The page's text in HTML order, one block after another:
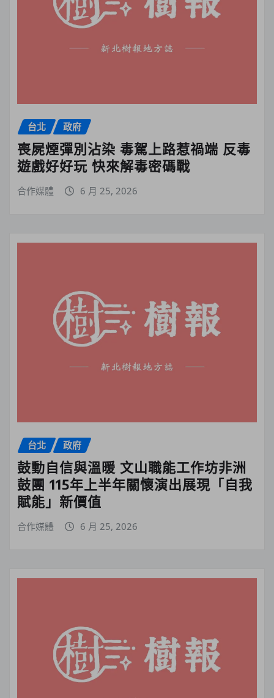
台北 政府
喪屍煙彈別沾染 毒駕上路惹禍端 反毒
遊戲好好玩 快來解毒密碼戰
合作媒體 6 月 25, 2026
台北 政府
鼓動自信與溫暖 文山職能工作坊非洲
鼓團 115年上半年關懷演出展現「自我
賦能」新價值
合作媒體 6 月 25, 2026